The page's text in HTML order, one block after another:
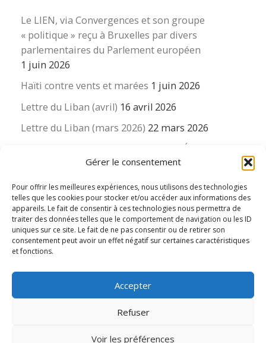
Gérer le consentement
Pour offrir les meilleures expériences, nous utilisons des technologies
telles que les cookies pour stocker et/ou accéder aux informations des
appareils. Le fait de consentir à ces technologies nous permettra de
traiter des données telles que le comportement de navigation ou les ID
uniques sur ce site. Le fait de ne pas consentir ou de retirer son
consentement peut avoir un effet négatif sur certaines caractéristiques
et fonctions.
Accepter
Refuser
Voir les préférences
Le LIEN, via Convergences et son groupe
« politique » reçu à Bruxelles par divers
parlementaires du Parlement européen
1 juin 2026
Haïti contre vents et marées 1 juin 2026
Lettre du Liban (avril) 16 avril 2026
Lettre du Liban (mars 2026) 22 mars 2026
La revue « Educateur » décapitée ? L’Éducation
nouvelle et ses liens avec la revue du Syndicat
16 mars 2026
© 2026
– Tous
droits réservés